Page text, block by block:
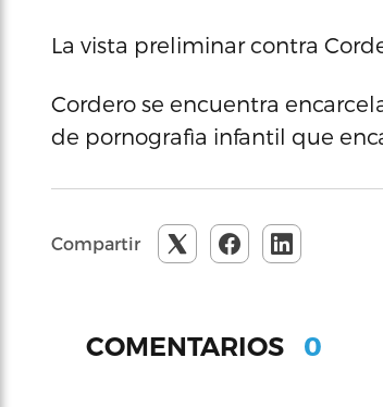
La vista preliminar contra
Cordero se encuentra
de pornografìa infantil que
Compartir
COMENTARIOS 0